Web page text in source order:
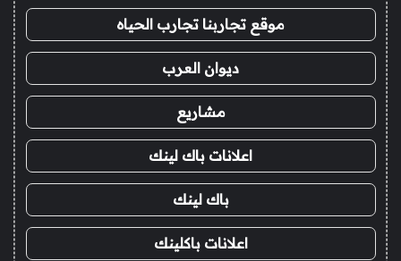
موقع تجاربنا تجارب الحياه
ديوان العرب
مشاريع
اعلانات باك لينك
باك لينك
اعلانات باكلينك